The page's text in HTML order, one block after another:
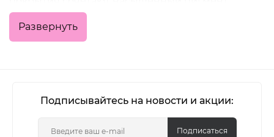
удобное нанесение и хорошую стойкость, что
позволяет получить аккуратный результат как в
В категории представлены классические
покрытия с шиммером и глиттером - для
Развернуть
Подписывайтесь на новости и акции:
Подписаться